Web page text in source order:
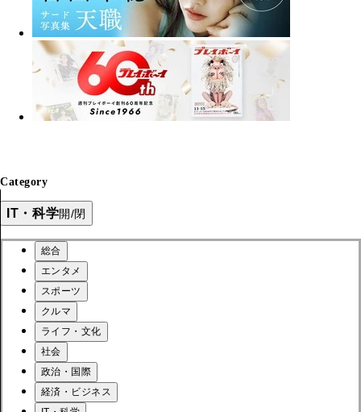
Category
IT・科学開/閉
総合
エンタメ
スポーツ
クルマ
ライフ・文化
社会
政治・国際
経済・ビジネス